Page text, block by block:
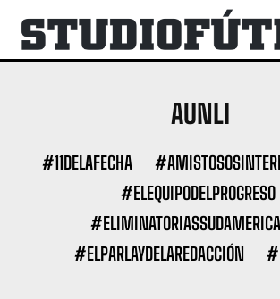
AUNLI
#11DELAFECHA
#ELEQUIPODELPROGRESO
#ELPARLAYDELAREDACCIÓN